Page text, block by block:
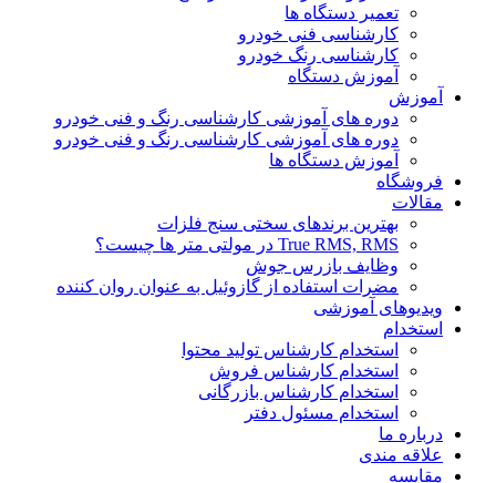
تعمیر دستگاه ها
کارشناسی فنی خودرو
کارشناسی رنگ خودرو
آموزش دستگاه
آموزش
دوره های آموزشی کارشناسی رنگ و فنی خودرو
دوره های آموزشی کارشناسی رنگ و فنی خودرو
آموزش دستگاه ها
فروشگاه
مقالات
بهترین برندهای سختی سنج فلزات
True RMS, RMS در مولتی متر ها چیست؟
وظایف بازرس جوش
مضرات استفاده از گازوئیل به عنوان روان کننده
ویدیوهای آموزشی
استخدام
استخدام کارشناس تولید محتوا
استخدام کارشناس فروش
استخدام کارشناس بازرگانی
استخدام مسئول دفتر
درباره ما
علاقه مندی
مقایسه